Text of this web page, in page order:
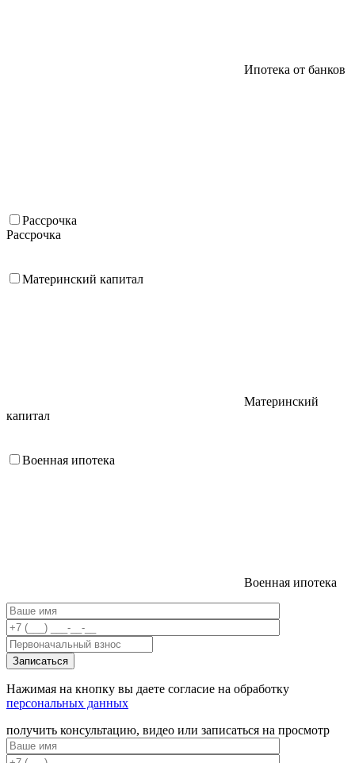
Ипотека от банков
Рассрочка
Рассрочка
Материнский капитал
Материнский
капитал
Военная ипотека
Военная ипотека
Нажимая на кнопку вы даете согласие на обработку
персональных данных
получить консультацию, видео или записаться на просмотр